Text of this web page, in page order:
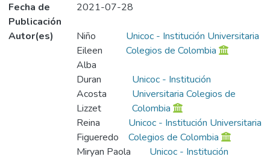
Fecha de
Publicación
2021-07-28
Autor(es)
Niño
Eileen
Alba
Unicoc - Institución Universitaria
Colegios de Colombia
Duran
Acosta
Lizzet
Unicoc - Institución
Universitaria Colegios de
Colombia
Reina
Figueredo
Unicoc - Institución Universitaria
Colegios de Colombia
Miryan Paola
Unicoc - Institución